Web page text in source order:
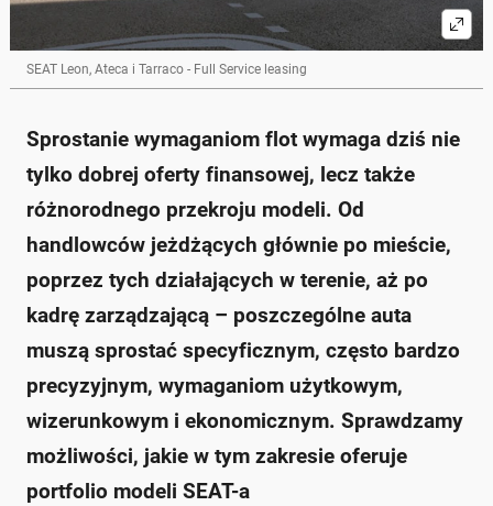
SEAT Leon, Ateca i Tarraco - Full Service leasing
Sprostanie wymaganiom flot wymaga dziś nie
tylko dobrej oferty finansowej, lecz także
różnorodnego przekroju modeli. Od
handlowców jeżdżących głównie po mieście,
poprzez tych działających w terenie, aż po
kadrę zarządzającą – poszczególne auta
muszą sprostać specyficznym, często bardzo
precyzyjnym, wymaganiom użytkowym,
wizerunkowym i ekonomicznym. Sprawdzamy
możliwości, jakie w tym zakresie oferuje
portfolio modeli SEAT-a